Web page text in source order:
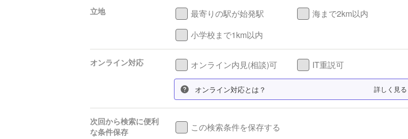
立地 最寄りの駅が始発駅
海まで2km以内
小学校まで1km以内
オンライン対応 オンライン内見(相談)可 IT重説可
オンライン対応とは？ 詳しく見る
次回から検索に便利
な条件保存
この検索条件を保存する